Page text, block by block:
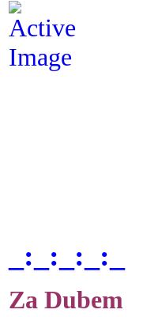
_:_:_:_:_
Za Dubem